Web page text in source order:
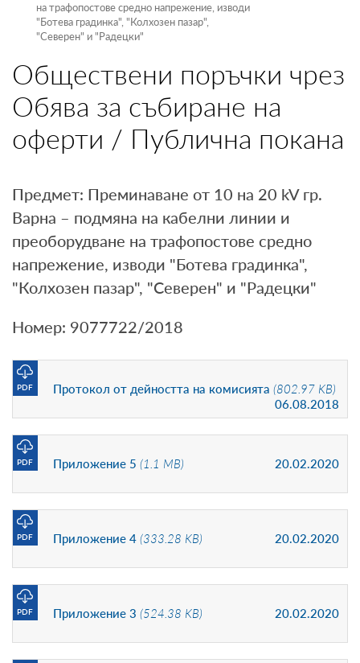
ТЪРГОВЕ И ПРОДАЖБИ
на трафопостове средно напрежение, изводи
"Ботева градинка", "Колхозен пазар",
"Северен" и "Радецки"
Обществени поръчки чрез
Обява за събиране на
оферти / Публична покана
Предмет: Преминаване от 10 на 20 kV гр.
Варна – подмяна на кабелни линии и
преоборудване на трафопостове средно
напрежение, изводи "Ботева градинка",
"Колхозен пазар", "Северен" и "Радецки"
Номер: 9077722/2018
Протокол от дейността на комисията (802.97 KB)
06.08.2018
PDF
Приложение 5 (1.1 MB) 20.02.2020
PDF
Приложение 4 (333.28 KB) 20.02.2020
PDF
Приложение 3 (524.38 KB) 20.02.2020
PDF